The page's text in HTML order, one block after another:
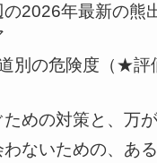
2026年最新の熊
別の危険度（★評
めの対策と、万
わないための、あ